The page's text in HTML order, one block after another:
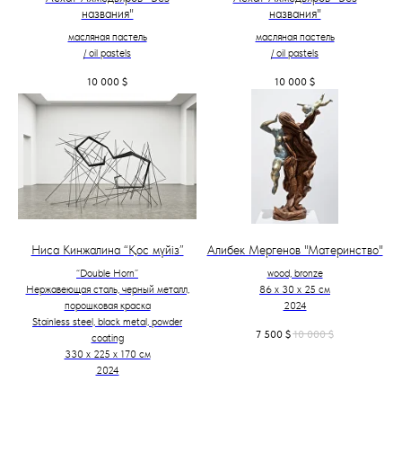
названия"
масляная пастель
/ oil pastels
10 000 $
названия"
масляная пастель
/ oil pastels
10 000 $
Ниса Кинжалина “Қос мүйіз”
“Double Horn”
Нержавеющая сталь, черный металл,
порошковая краска
Stainless steel, black metal, powder
coating
330 х 225 х 170 см
2024
Алибек Мергенов "Материнство"
wood, bronze
86 х 30 х 25 см
2024
7 500 $ 10 000 $